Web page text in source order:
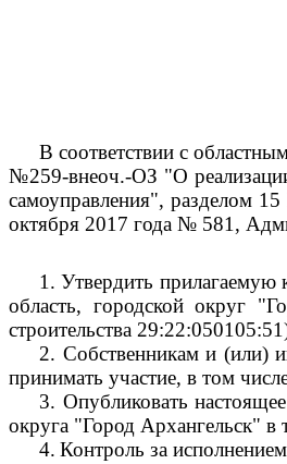
В соответствии с
№259-внеоч.-ОЗ "О реализации
самоуправления", разделом
октября 2017 года № 581,
1. Утвердить прилагаемую
область, городской округ
строительства
2. Собственникам и (или)
принимать участие, в том
3. Опубликовать
округа "Город Архангельск" в
4. Контроль за